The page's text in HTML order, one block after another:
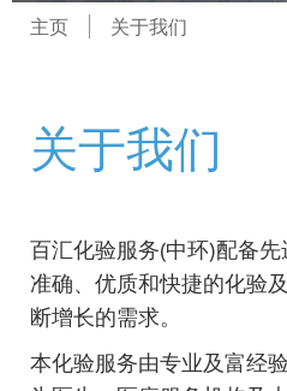
主页 关于我们
关于我们
百汇化验服务(中环)配备
准确、优质和快捷的化验
断增长的需求。
本化验服务由专业及富经